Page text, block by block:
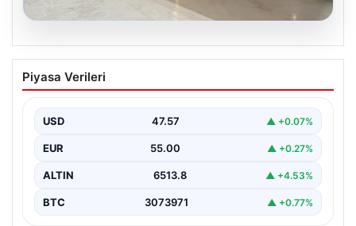
04.08.2026
Açık Alan Mimarisinde Kalite ve bahçe
mutfağı Tasarımları
bölümlerinden biri haline gelmiştir. Doğayla…
Piyasa Verileri
USD 47.57 ▲ +0.07%
EUR 55.00 ▲ +0.27%
ALTIN 6513.8 ▲ +4.53%
BTC 3073971 ▲ +0.77%